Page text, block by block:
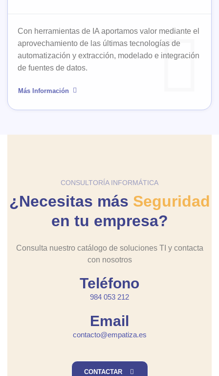
Con herramientas de IA aportamos valor mediante el
aprovechamiento de las últimas tecnologías de
automatización y extracción, modelado e integración
de fuentes de datos.
Más Información
CONSULTORÍA INFORMÁTICA
¿Necesitas más Seguridad
en tu empresa?
Consulta nuestro catálogo de soluciones TI y contacta
con nosotros
Teléfono
984 053 212
Email
contacto@empatiza.es
CONTACTAR